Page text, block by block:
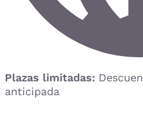
Plazas limitadas:
anticipada